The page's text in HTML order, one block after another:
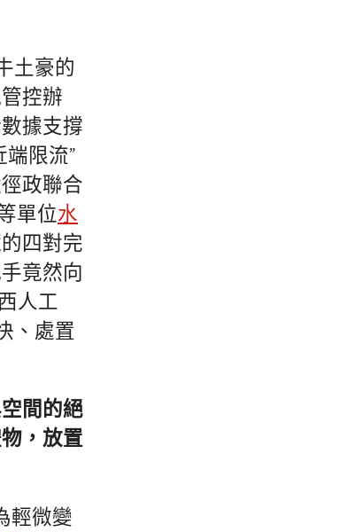
土豪的
控辦
據支撐
限流”
政聯合
單位水
四對完
竟然向
人工
、處置
間的絕
，放置
輕微變